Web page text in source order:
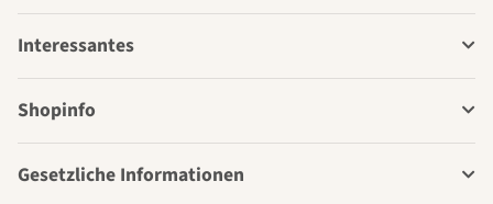
Interessantes
Shopinfo
Gesetzliche Informationen